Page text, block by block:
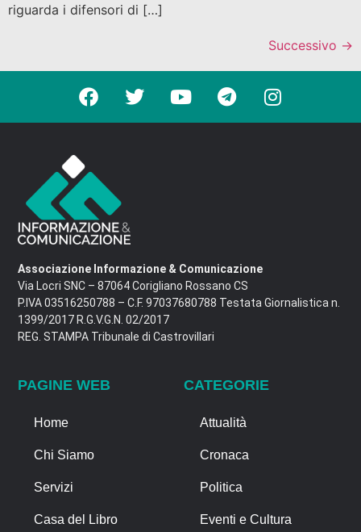
riguarda i difensori di […]
Successivo →
Associazione Informazione & Comunicazione
Via Locri SNC – 87064 Corigliano Rossano CS
P.IVA 03516250788 – C.F. 97037680788 Testata Giornalistica n.
1399/2017 R.G.V.G.N. 02/2017
REG. STAMPA Tribunale di Castrovillari
PAGINE WEB
Home
Chi Siamo
Servizi
Casa del Libro
CATEGORIE
Attualità
Cronaca
Politica
Eventi e Cultura